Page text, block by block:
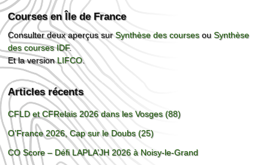
Courses en Île de France
Consulter deux aperçus surSynthèse des coursesouSynthèse
des courses IDF.
Et la versionLIFCO.
Articles récents
CFLD et CFRelais 2026 dans les Vosges (88)
O’France 2026, Cap sur le Doubs (25)
CO Score – Défi LAPLA’JH 2026 à Noisy-le-Grand